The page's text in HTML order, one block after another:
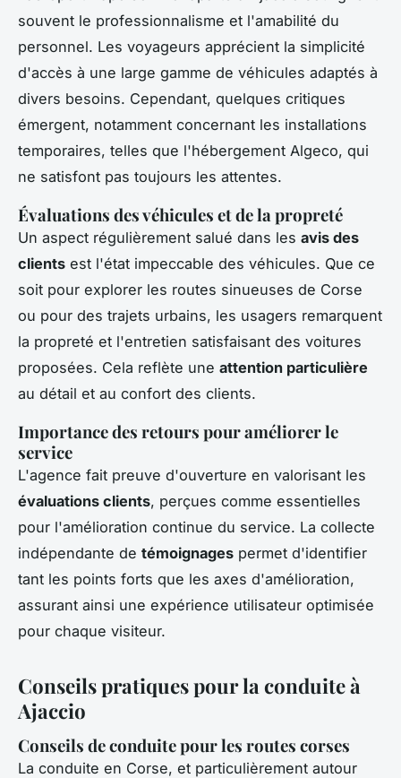
souvent le professionnalisme et l'amabilité du
personnel. Les voyageurs apprécient la simplicité
d'accès à une large gamme de véhicules adaptés à
divers besoins. Cependant, quelques critiques
émergent, notamment concernant les installations
temporaires, telles que l'hébergement Algeco, qui
ne satisfont pas toujours les attentes.
Évaluations des véhicules et de la propreté
Un aspect régulièrement salué dans les avis des
clients est l'état impeccable des véhicules. Que ce
soit pour explorer les routes sinueuses de Corse
ou pour des trajets urbains, les usagers remarquent
la propreté et l'entretien satisfaisant des voitures
proposées. Cela reflète une attention particulière
au détail et au confort des clients.
Importance des retours pour améliorer le
service
L'agence fait preuve d'ouverture en valorisant les
évaluations clients, perçues comme essentielles
pour l'amélioration continue du service. La collecte
indépendante de témoignages permet d'identifier
tant les points forts que les axes d'amélioration,
assurant ainsi une expérience utilisateur optimisée
pour chaque visiteur.
Conseils pratiques pour la conduite à
Ajaccio
Conseils de conduite pour les routes corses
La conduite en Corse, et particulièrement autour